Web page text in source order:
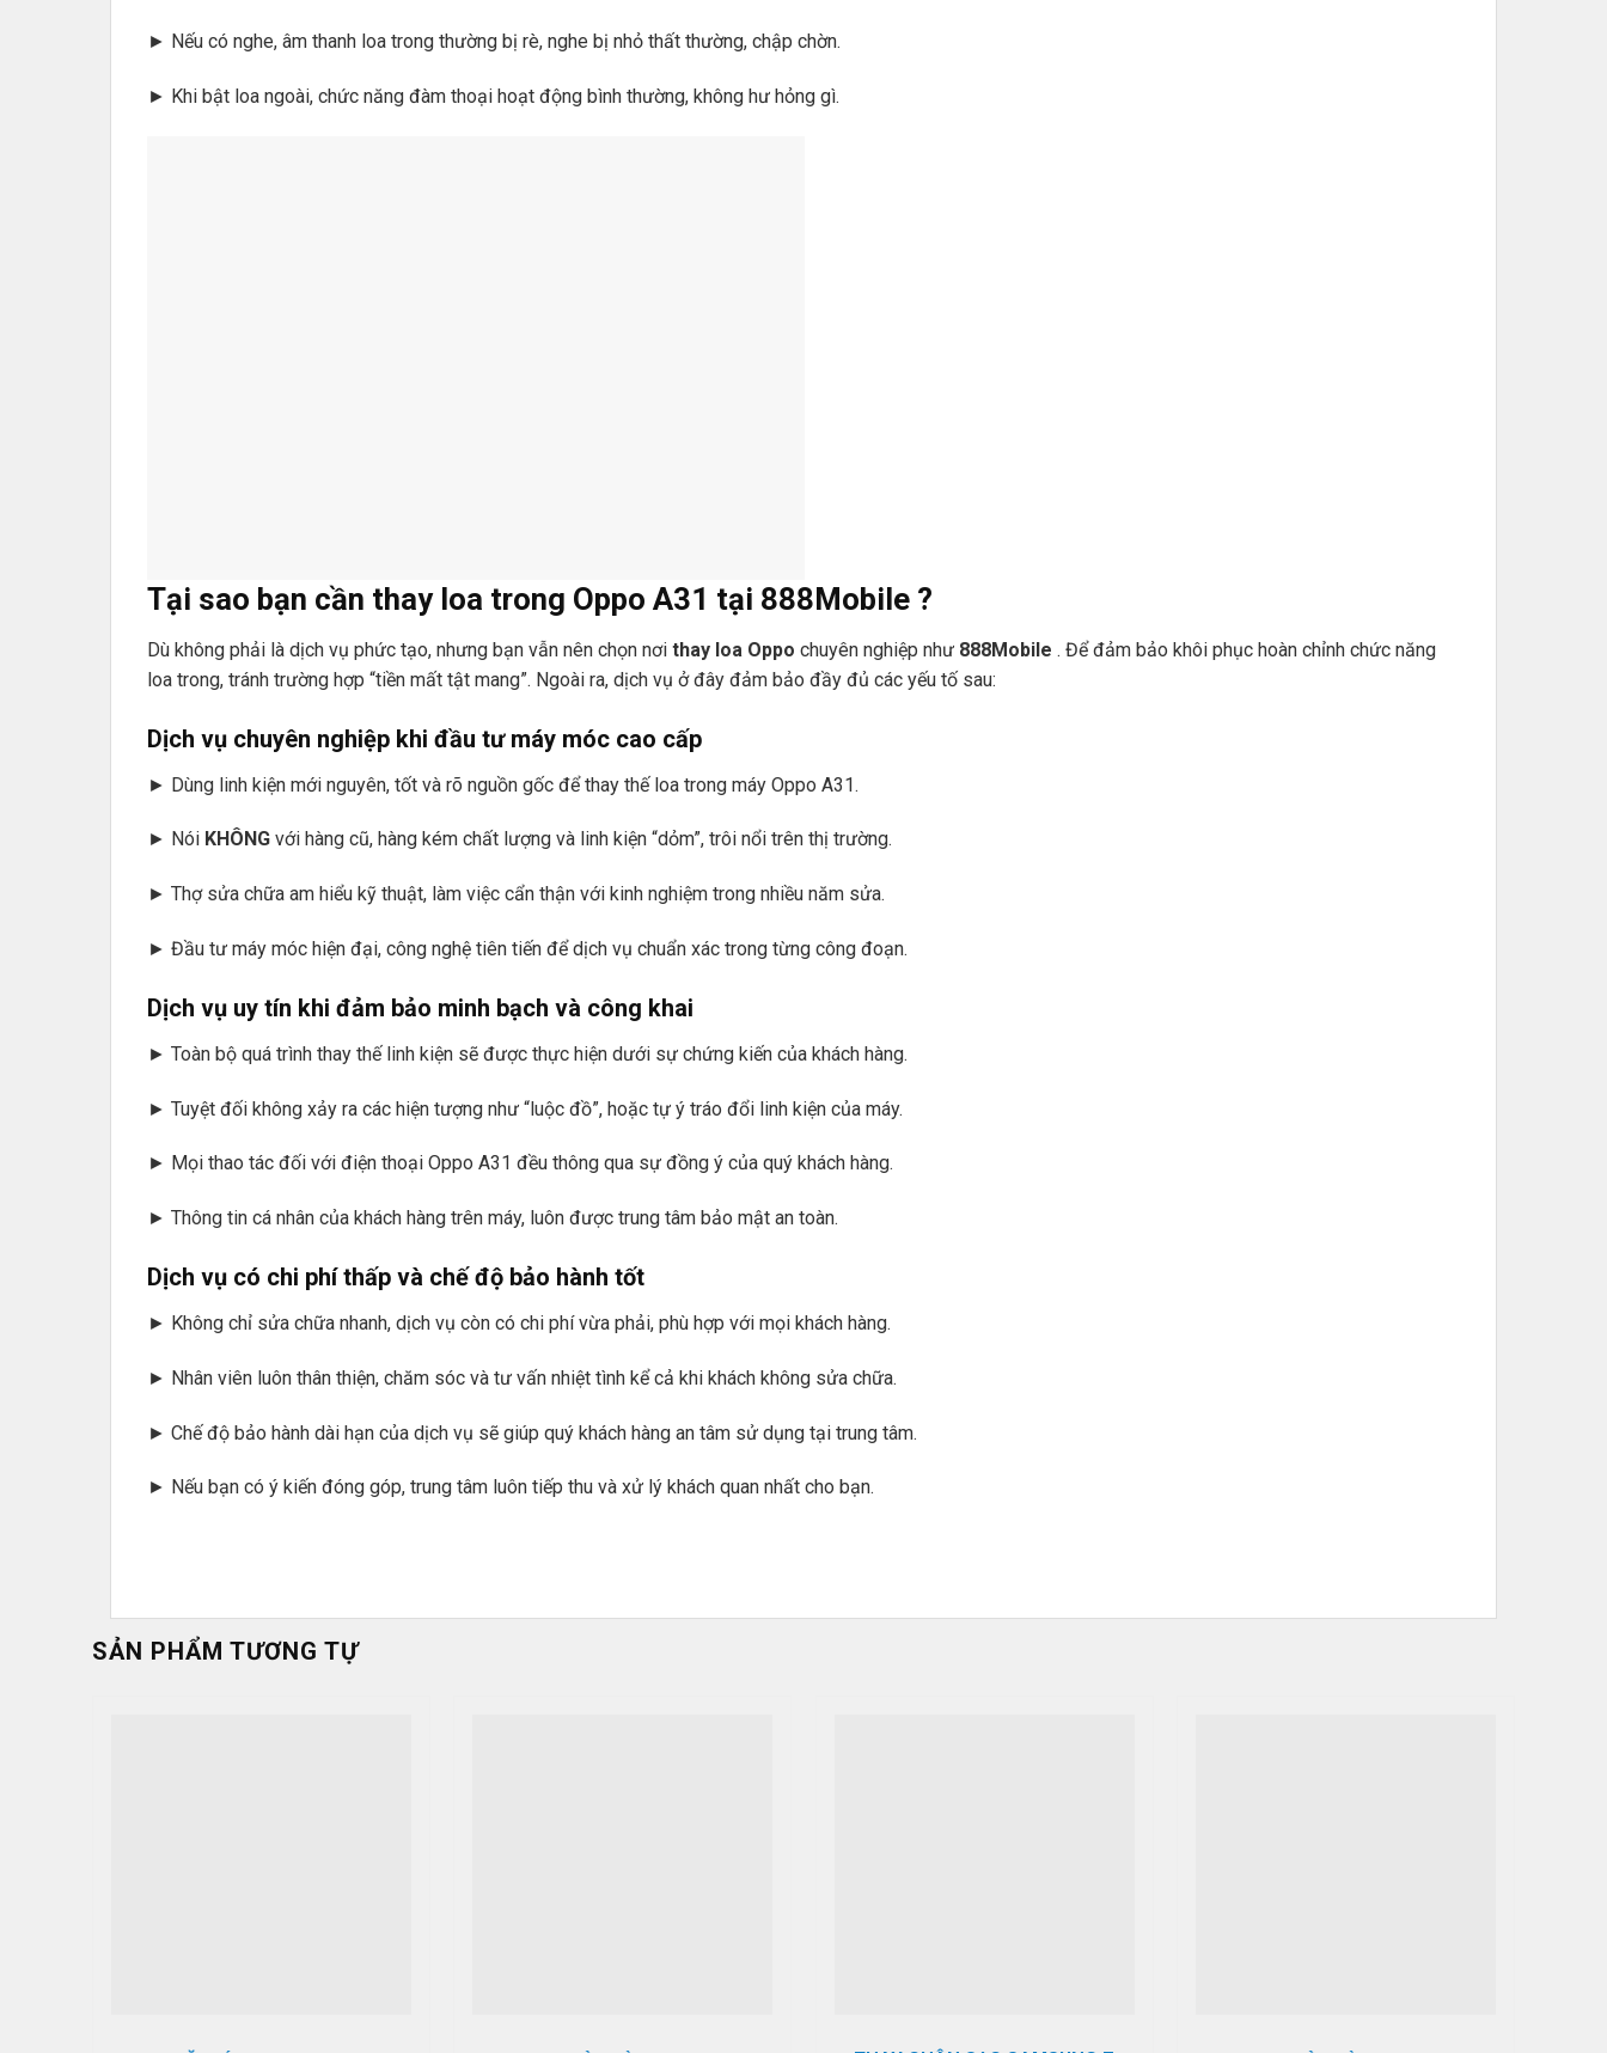
► Nếu có nghe, âm thanh loa trong thường bị rè, nghe bị nhỏ thất thường, chập chờn.
► Khi bật loa ngoài, chức năng đàm thoại hoạt động bình thường, không hư hỏng gì.
Tại sao bạn cần thay loa trong Oppo A31 tại 888Mobile ?
Dù không phải là dịch vụ phức tạo, nhưng bạn vẫn nên chọn nơi thay loa Oppo chuyên nghiệp như 888Mobile . Để đảm bảo khôi phục hoàn chỉnh chức năng
loa trong, tránh trường hợp “tiền mất tật mang”. Ngoài ra, dịch vụ ở đây đảm bảo đầy đủ các yếu tố sau:
Dịch vụ chuyên nghiệp khi đầu tư máy móc cao cấp
► Dùng linh kiện mới nguyên, tốt và rõ nguồn gốc để thay thế loa trong máy Oppo A31.
► Nói KHÔNG với hàng cũ, hàng kém chất lượng và linh kiện “dỏm”, trôi nổi trên thị trường.
► Thợ sửa chữa am hiểu kỹ thuật, làm việc cẩn thận với kinh nghiệm trong nhiều năm sửa.
► Đầu tư máy móc hiện đại, công nghệ tiên tiến để dịch vụ chuẩn xác trong từng công đoạn.
Dịch vụ uy tín khi đảm bảo minh bạch và công khai
► Toàn bộ quá trình thay thế linh kiện sẽ được thực hiện dưới sự chứng kiến của khách hàng.
► Tuyệt đối không xảy ra các hiện tượng như “luộc đồ”, hoặc tự ý tráo đổi linh kiện của máy.
► Mọi thao tác đối với điện thoại Oppo A31 đều thông qua sự đồng ý của quý khách hàng.
► Thông tin cá nhân của khách hàng trên máy, luôn được trung tâm bảo mật an toàn.
Dịch vụ có chi phí thấp và chế độ bảo hành tốt
► Không chỉ sửa chữa nhanh, dịch vụ còn có chi phí vừa phải, phù hợp với mọi khách hàng.
► Nhân viên luôn thân thiện, chăm sóc và tư vấn nhiệt tình kể cả khi khách không sửa chữa.
► Chế độ bảo hành dài hạn của dịch vụ sẽ giúp quý khách hàng an tâm sử dụng tại trung tâm.
► Nếu bạn có ý kiến đóng góp, trung tâm luôn tiếp thu và xử lý khách quan nhất cho bạn.
SẢN PHẨM TƯƠNG TỰ